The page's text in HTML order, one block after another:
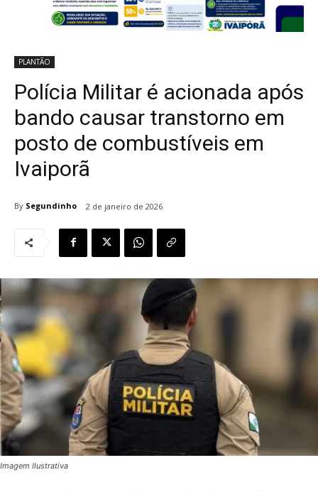
PLANTÃO
Polícia Militar é acionada após
bando causar transtorno em
posto de combustíveis em
Ivaiporã
By Segundinho 2 de janeiro de 2026
Imagem Ilustrativa